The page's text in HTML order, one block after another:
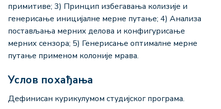
примитиве; 3) Принцип избегавања колизије и
генерисање иницијалне мерне путање; 4) Анализа
постављања мерних делова и конфигурисање
мерних сензора; 5) Генерисање оптималне мерне
путање применом колоније мрава.
Услов похађања
Дефинисан курикулумoм студијског програма.